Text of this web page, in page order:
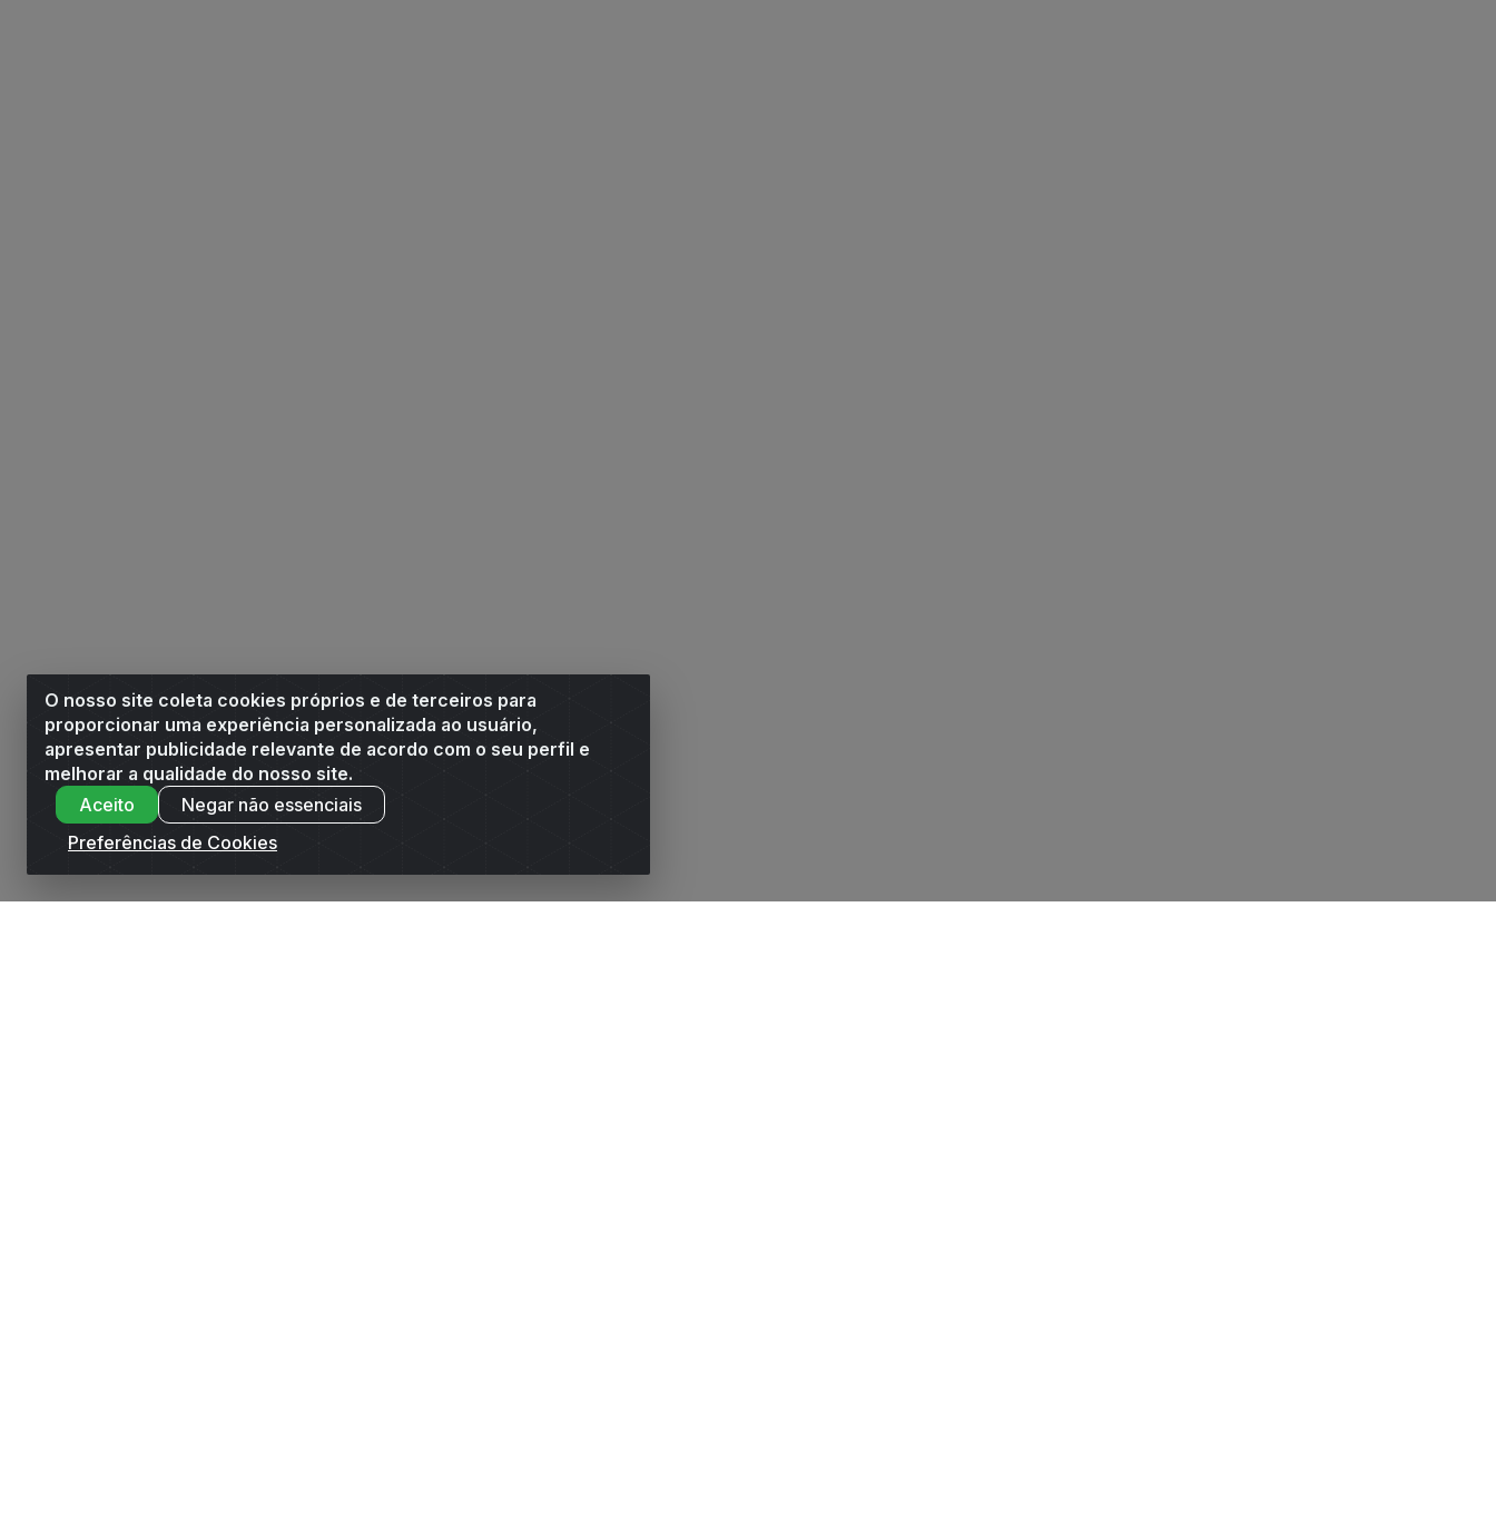
O nosso site coleta cookies próprios e de terceiros para
proporcionar uma experiência personalizada ao usuário,
apresentar publicidade relevante de acordo com o seu perfil e
melhorar a qualidade do nosso site.
Aceito
Negar não essenciais
Preferências de Cookies